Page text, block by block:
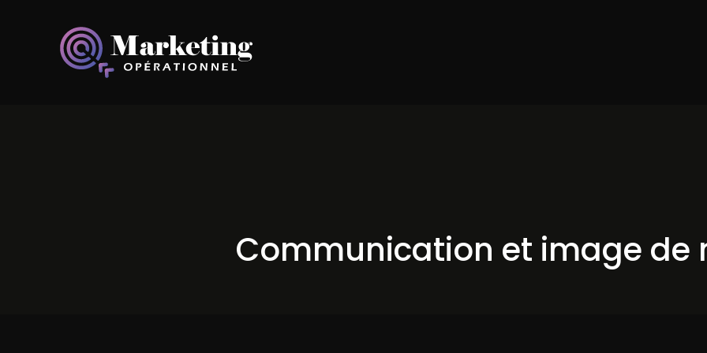
Communication et image de